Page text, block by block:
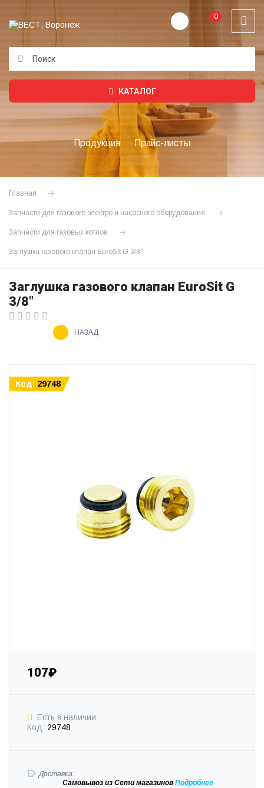
0
КАТАЛОГ
Продукция Прайс-листы
Главная
Запчасти для газового электро и насосного оборудования
Запчасти для газовых котлов
Заглушка газового клапан EuroSit G 3/8"
Заглушка газового клапан EuroSit G
3/8"
НАЗАД
Код: 29748
107₽
Есть в наличии
Код: 29748
Доставка:
Самовывоз из Сети магазинов Подробнее